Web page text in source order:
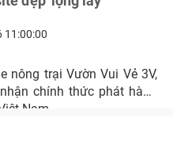
nông trại Vườn Vui Vẻ 3V,
chính thức phát hành
Nam.